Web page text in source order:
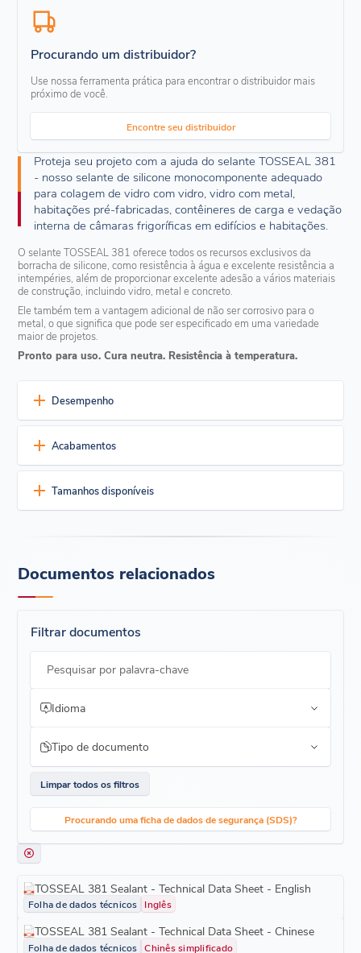
Procurando um distribuidor?
Use nossa ferramenta prática para encontrar o distribuidor mais
próximo de você.
Encontre seu distribuidor
Proteja seu projeto com a ajuda do selante TOSSEAL 381
- nosso selante de silicone monocomponente adequado
para colagem de vidro com vidro, vidro com metal,
habitações pré-fabricadas, contêineres de carga e vedação
interna de câmaras frigoríficas em edifícios e habitações.
O selante TOSSEAL 381 oferece todos os recursos exclusivos da
borracha de silicone, como resistência à água e excelente resistência a
intempéries, além de proporcionar excelente adesão a vários materiais
de construção, incluindo vidro, metal e concreto.
Ele também tem a vantagem adicional de não ser corrosivo para o
metal, o que significa que pode ser especificado em uma variedade
maior de projetos.
Pronto para uso. Cura neutra. Resistência à temperatura.
Desempenho
Excelente durabilidade
Cura em temperatura ambiente
Aplicação prática
Fácil manuseio em uma ampla faixa de temperatura
Mantém boa flexibilidade
Excelente adesão a muitos materiais
Acabamentos
Limpo Branco Cinza
Tamanhos disponíveis
ml, em caixas de 50 (5 caixas de 10 cartuchos), em um balde de
Documentos relacionados
Filtrar documentos
Pesquisar por palavra-chave
Idioma
Tipo de documento
Limpar todos os filtros
Procurando uma ficha de dados de segurança (SDS)?
TOSSEAL 381 Sealant - Technical Data Sheet - English
Folha de dados técnicos Inglês
TOSSEAL 381 Sealant - Technical Data Sheet - Chinese
Folha de dados técnicos Chinês simplificado